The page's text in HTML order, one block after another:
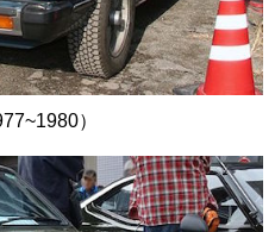
）